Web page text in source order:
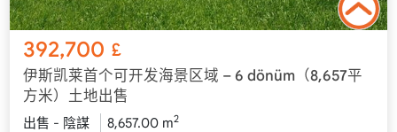
392,700 £
伊斯凯莱首个可开发海景区域 – 6 dönüm（8,657平
方米）土地出售
出售 - 陰謀 8,657.00 m2